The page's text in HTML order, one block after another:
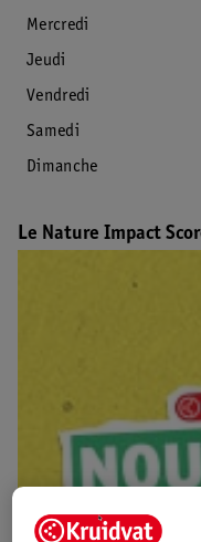
Mercredi
Jeudi
Vendredi
Samedi
Dimanche
Le Nature Impact